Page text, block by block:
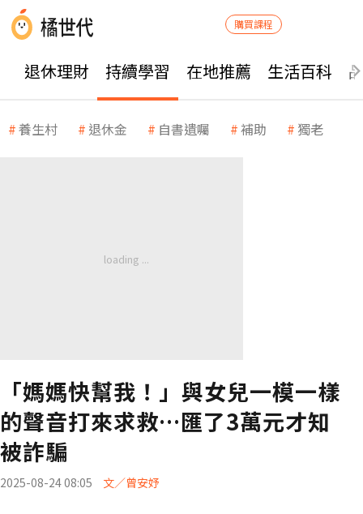
購買課程
退休理財 持續學習 在地推薦 生活百科
養生村 退休金 自書遺囑 補助 獨老
「媽媽快幫我！」與女兒一模一樣
的聲音打來求救…匯了3萬元才知
被詐騙
2025-08-24 08:05 文／曾安妤